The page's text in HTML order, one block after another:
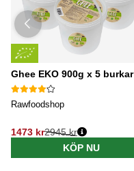
Ghee EKO 900g x 5 burkar
Rawfoodshop
1473 kr2945 kr
KÖP NU